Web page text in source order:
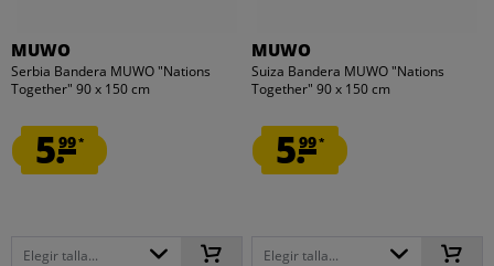
MUWO
Serbia Bandera MUWO "Nations
Together" 90 x 150 cm
5.99*
Elegir talla...
MUWO
Suiza Bandera MUWO "Nations
Together" 90 x 150 cm
5.99*
Elegir talla...